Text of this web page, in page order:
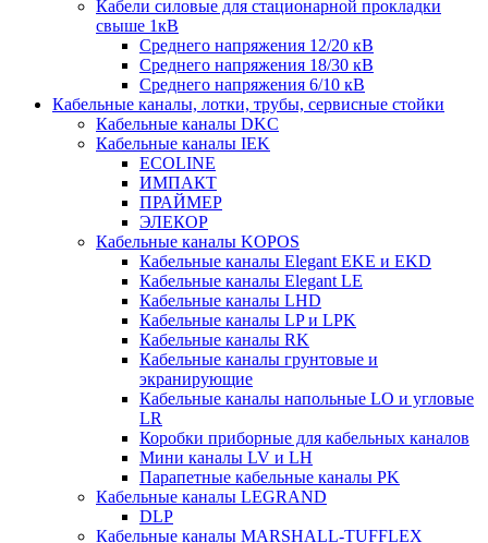
Кабели силовые для стационарной прокладки
свыше 1кВ
Среднего напряжения 12/20 кВ
Среднего напряжения 18/30 кВ
Среднего напряжения 6/10 кВ
Кабельные каналы, лотки, трубы, сервисные стойки
Кабельные каналы DKC
Кабельные каналы IEK
ECOLINE
ИМПАКТ
ПРАЙМЕР
ЭЛЕКОР
Кабельные каналы KOPOS
Кабельные каналы Elegant EKE и EKD
Кабельные каналы Elegant LE
Кабельные каналы LHD
Кабельные каналы LP и LPK
Кабельные каналы RK
Кабельные каналы грунтовые и
экранирующие
Кабельные каналы напольные LO и угловые
LR
Коробки приборные для кабельных каналов
Мини каналы LV и LH
Парапетные кабельные каналы PK
Кабельные каналы LEGRAND
DLP
Кабельные каналы MARSHALL-TUFFLEX